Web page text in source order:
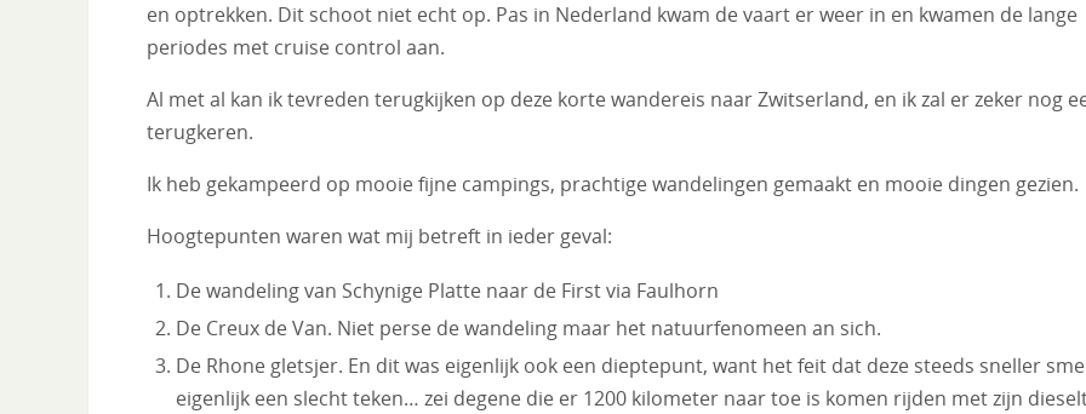
en optrekken. Dit schoot niet echt op. Pas in Nederland kwam de vaart er weer in en kwamen de lange
periodes met cruise control aan.
Al met al kan ik tevreden terugkijken op deze korte wandereis naar Zwitserland, en ik zal er zeker nog
terugkeren.
Ik heb gekampeerd op mooie fijne campings, prachtige wandelingen gemaakt en mooie dingen gezien.
Hoogtepunten waren wat mij betreft in ieder geval:
De wandeling van Schynige Platte naar de First via Faulhorn
De Creux de Van. Niet perse de wandeling maar het natuurfenomeen an sich.
De Rhone gletsjer. En dit was eigenlijk ook een dieptepunt, want het feit dat deze steeds sneller
eigenlijk een slecht teken… zei degene die er 1200 kilometer naar toe is komen rijden met zijn